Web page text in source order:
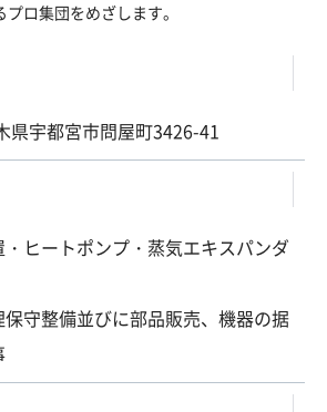
ロ集団をめざします。
宇都宮市問屋町3426-41
ヒートポンプ・蒸気エキスパンダ
守整備並びに部品販売、機器の据